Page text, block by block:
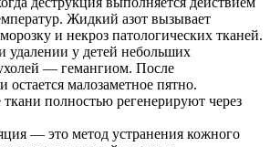
Жидкий азот вызывает
и некроз патологических тканей.
у детей небольших
— гемангиом. После
остается малозаметное пятно.
полностью регенерируют через
— это метод устранения кожного